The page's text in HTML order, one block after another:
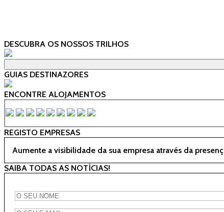
DESCUBRA OS NOSSOS TRILHOS
GUIAS DESTINAZORES
ENCONTRE ALOJAMENTOS
REGISTO EMPRESAS
Aumente a visibilidade da sua empresa através da
SAIBA TODAS AS NOTÍCIAS!